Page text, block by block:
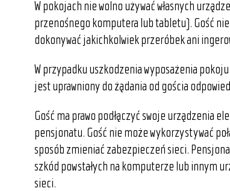
W pokojach nie wolno używać własnych
przenośnego komputera lub tabletu). Gość
dokonywać jakichkolwiek przeróbek ani
W przypadku uszkodzenia wyposażenia
jest uprawniony do żądania od gościa
Gość ma prawo podłączyć swoje urządzenia
pensjonatu. Gość nie może wykorzystywać
sposób zmieniać zabezpieczeń sieci.
szkód powstałych na komputerze lub innym
sieci.